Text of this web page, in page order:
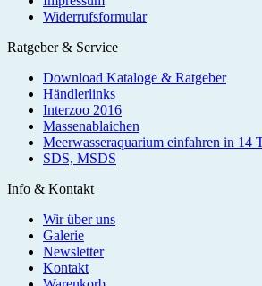
Widerrufsformular
Ratgeber & Service
Download Kataloge & Ratgeber
Händlerlinks
Interzoo 2016
Massenablaichen
Meerwasseraquarium einfahren in 14
SDS, MSDS
Info & Kontakt
Wir über uns
Galerie
Newsletter
Kontakt